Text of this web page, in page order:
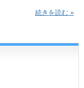
続きを読む »